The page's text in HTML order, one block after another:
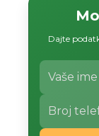
Dajte